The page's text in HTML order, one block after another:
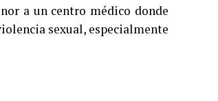
a un centro médico donde
sexual, especialmente